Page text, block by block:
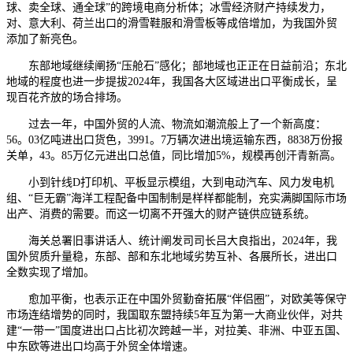
球、卖全球、通全球”的跨境电商分析体；冰雪经济财产持续发力，
对、意大利、荷兰出口的滑雪鞋服和滑雪板等成倍增加，为我国外贸
添加了新亮色。
东部地域继续阐扬“压舱石”感化；部地域也正正在日益前沿；东北
地域的程度也进一步提拔2024年，我国各大区域进出口平衡成长，呈
现百花齐放的场合排场。
过去一年，中国外贸的人流、物流如潮流般上了一个新高度：
56。03亿吨进出口货色，3991。7万辆次进出境运输东西，8838万份报
关单，43。85万亿元进出口总值，同比增加5%，规模再创汗青新高。
小到针线D打印机、平板显示模组，大到电动汽车、风力发电机
组、“巨无霸”海洋工程配备中国制制是样样都能制，充实满脚国际市场
出产、消费的需要。而这一切离不开强大的财产链供应链系统。
海关总署旧事讲话人、统计阐发司司长吕大良指出，2024年，我
国外贸质升量稳，东部、部和东北地域劣势互补、各展所长，进出口
全数实现了增加。
愈加平衡，也表示正在中国外贸勤奋拓展“伴侣圈”，对欧美等保守
市场连结增势的同时，我国取东盟持续5年互为第一大商业伙伴，对共
建“一带一”国度进出口占比初次跨越一半，对拉美、非洲、中亚五国、
中东欧等进出口均高于外贸全体增速。